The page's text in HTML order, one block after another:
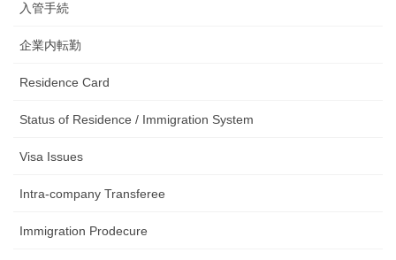
入管手続
企業内転勤
Residence Card
Status of Residence / Immigration System
Visa Issues
Intra-company Transferee
Immigration Prodecure